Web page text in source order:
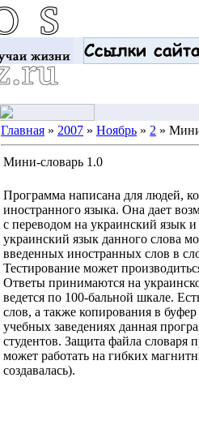
Главная » 2007 » Ноябрь » 2 »
Мини-словарь 1.0
Программа написана для людей,
иностранного языка. Она дает
с переводом на украинский язык
украинский язык данного слова
введенных иностранных слов в
Тестирование может
Ответы принимаются на
ведется по 100-бальной шкале.
слов, а также копирования в
учебных заведениях данная
студентов. Защита файла
может работать на гибких
создавалась).